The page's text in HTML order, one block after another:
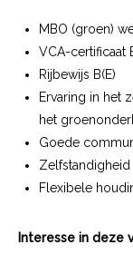
MBO (groen)
VCA-certificaat
Rijbewijs B(E)
Ervaring in het
het
Goede
Zelfstandigheid
Flexibele
Interesse in deze